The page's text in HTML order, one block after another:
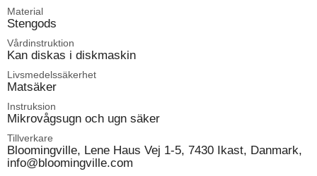
Material
Stengods
Vårdinstruktion
Kan diskas i diskmaskin
Livsmedelssäkerhet
Matsäker
Instruksion
Mikrovågsugn och ugn säker
Tillverkare
Bloomingville, Lene Haus Vej 1-5, 7430 Ikast, Danmark,
info@bloomingville.com